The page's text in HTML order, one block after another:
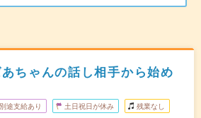
ちゃんの話し相手から始め
途支給あり 土日祝日が休み 残業なし